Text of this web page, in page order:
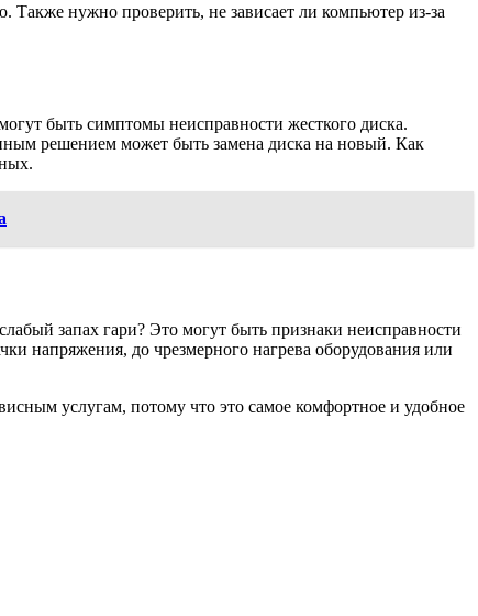
Также нужно проверить, не зависает ли компьютер из-за
быть симптомы неисправности жесткого диска.
решением может быть замена диска на новый. Как
запах гари? Это могут быть признаки неисправности
напряжения, до чрезмерного нагрева оборудования или
услугам, потому что это самое комфортное и удобное